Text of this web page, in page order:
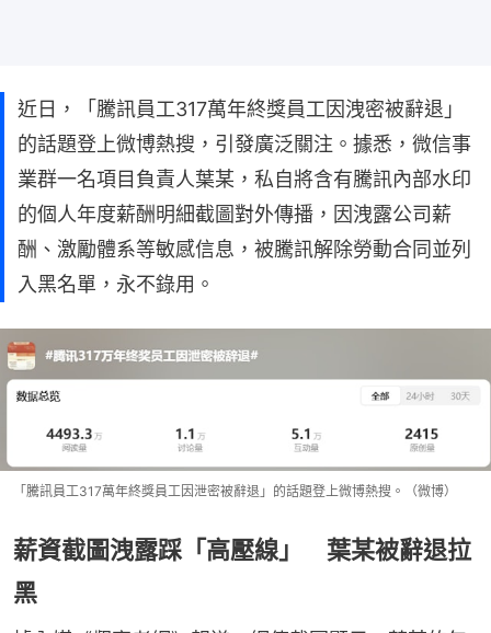
近日，「騰訊員工317萬年終獎員工因洩密被辭退」
的話題登上微博熱搜，引發廣泛關注。據悉，微信事
業群一名項目負責人葉某，私自將含有騰訊內部水印
的個人年度薪酬明細截圖對外傳播，因洩露公司薪
酬、激勵體系等敏感信息，被騰訊解除勞動合同並列
入黑名單，永不錄用。
「騰訊員工317萬年終獎員工因泄密被辭退」的話題登上微博熱搜。（微博）
薪資截圖洩露踩「高壓線」 葉某被辭退拉
黑